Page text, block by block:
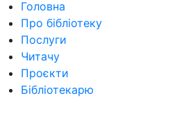
Головна
Про бібліотеку
Послуги
Читачу
Проєкти
Бібліотекарю